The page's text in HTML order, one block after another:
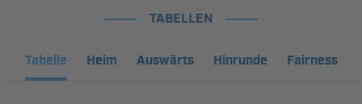
TABELLEN
Tabelle Heim Auswärts Hinrunde Fairness